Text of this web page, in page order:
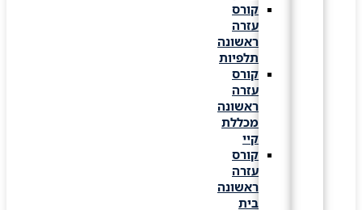
קורס
עזרה
ראשונה
תלפיות
קורס
עזרה
ראשונה
מכללת
קורס
עזרה
ראשונה